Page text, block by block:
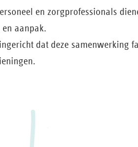
en zorgprofessionals
aanpak.
dat deze samenwerking